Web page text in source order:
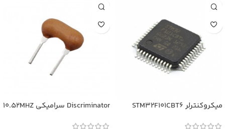
میکروکنترلر STM32F101CBT6 Discriminator سرامیکی 10.52MHZ